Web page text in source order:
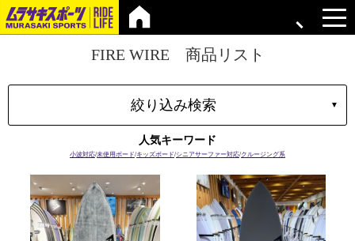
FIRE WIRE 商品リスト
絞り込み検索 ▼
ブランド
長さ
容積
人気キーワード
小波対応/未使用ボード/キッズボード/シニアサーファー対応/クルージング系